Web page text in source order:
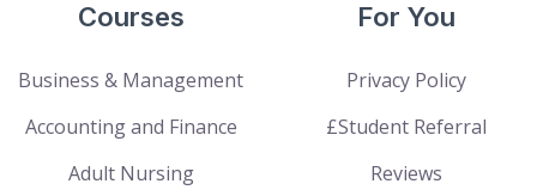
Courses
Business & Management
Accounting and Finance
Adult Nursing
For You
Privacy Policy
£Student Referral
Reviews